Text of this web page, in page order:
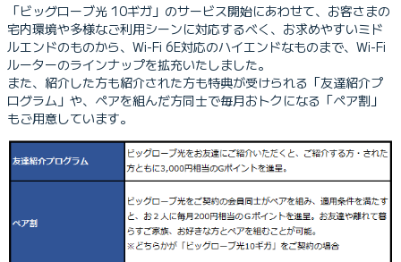
「ビッグローブ光 10ギガ」のサービス開始にあわせて、お客さまの
宅内環境や多様なご利用シーンに対応するべく、お求めやすいミド
ルエンドのものから、Wi-Fi 6E対応のハイエンドなものまで、Wi-Fi
ルーターのラインナップを拡充いたしました。
また、紹介した方も紹介された方も特典が受けられる「友達紹介プ
ログラム」や、ペアを組んだ方同士で毎月おトクになる「ペア割」
もご用意しています。